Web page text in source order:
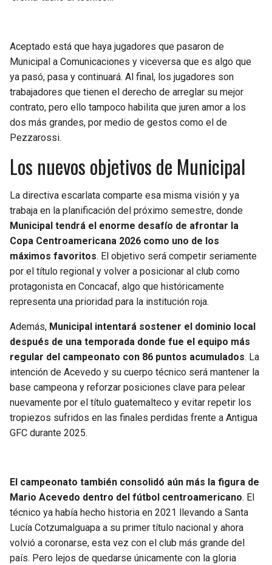
Aceptado está que haya jugadores que pasaron de
Municipal a Comunicaciones y viceversa que es algo que
ya pasó, pasa y continuará. Al final, los jugadores son
trabajadores que tienen el derecho de arreglar su mejor
contrato, pero ello tampoco habilita que juren amor a los
dos más grandes, por medio de gestos como el de
Pezzarossi.
Los nuevos objetivos de Municipal
La directiva escarlata comparte esa misma visión y ya
trabaja en la planificación del próximo semestre, donde
Municipal tendrá el enorme desafío de afrontar la
Copa Centroamericana 2026 como uno de los
máximos favoritos. El objetivo será competir seriamente
por el título regional y volver a posicionar al club como
protagonista en Concacaf, algo que históricamente
representa una prioridad para la institución roja.
Además, Municipal intentará sostener el dominio local
después de una temporada donde fue el equipo más
regular del campeonato con 86 puntos acumulados. La
intención de Acevedo y su cuerpo técnico será mantener la
base campeona y reforzar posiciones clave para pelear
nuevamente por el título guatemalteco y evitar repetir los
tropiezos sufridos en las finales perdidas frente a Antigua
GFC durante 2025.
El campeonato también consolidó aún más la figura de
Mario Acevedo dentro del fútbol centroamericano. El
técnico ya había hecho historia en 2021 llevando a Santa
Lucía Cotzumalguapa a su primer título nacional y ahora
volvió a coronarse, esta vez con el club más grande del
país. Pero lejos de quedarse únicamente con la gloria